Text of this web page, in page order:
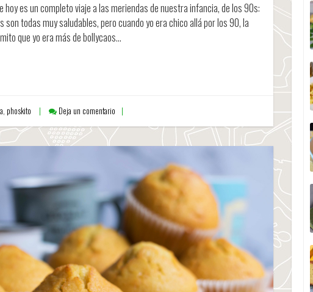
es un completo viaje a las meriendas de nuestra infancia, de los 90s:
todas muy saludables, pero cuando yo era chico allá por los 90, la
que yo era más de bollycaos…
, phoskito Deja un comentario